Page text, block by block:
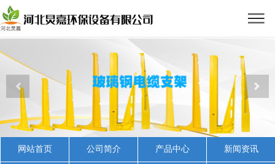
网站首页 公司简介 产品中心 新闻资讯